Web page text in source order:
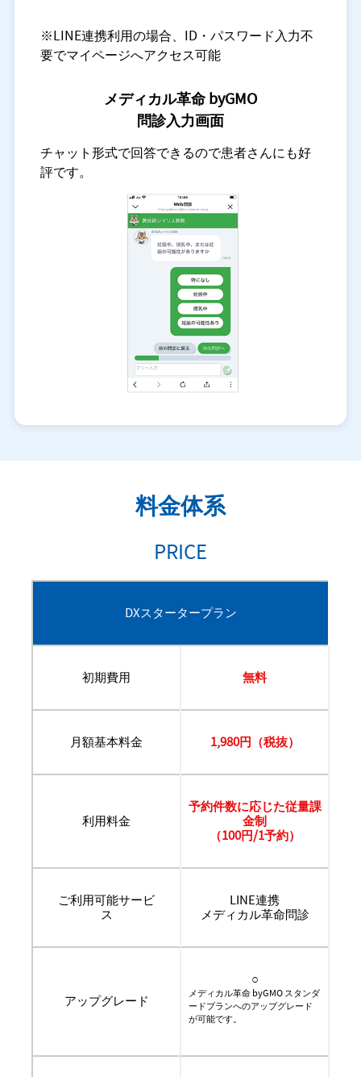
※LINE連携利用の場合、ID・パスワード入力不
要でマイページへアクセス可能
メディカル革命 byGMO
問診入力画面
チャット形式で回答できるので患者さんにも好
評です。
料金体系
PRICE
DXスタータープラン
初期費用 無料
月額基本料金 1,980円（税抜）
利用料金
予約件数に応じた従量課
金制
（100円/1予約）
ご利用可能サービ
ス
LINE連携
メディカル革命問診
アップグレード
○
メディカル革命 byGMO スタンダ
ードプランへのアップグレード
が可能です。